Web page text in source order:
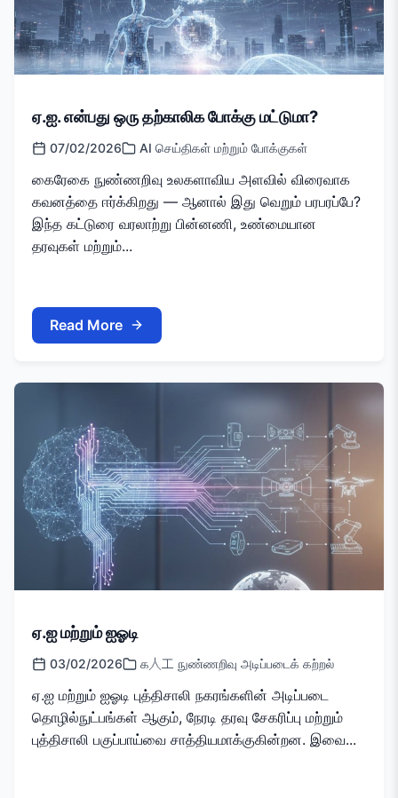
ஏ.ஐ. என்பது ஒரு தற்காலிக போக்கு மட்டுமா?
07/02/2026 AI செய்திகள் மற்றும் போக்குகள்
கைரேகை நுண்ணறிவு உலகளாவிய அளவில் விரைவாக
கவனத்தை ஈர்க்கிறது — ஆனால் இது வெறும் பரபரப்பே?
இந்த கட்டுரை வரலாற்று பின்னணி, உண்மையான
தரவுகள் மற்றும்...
Read More
ஏ.ஐ மற்றும் ஐஓடி
03/02/2026 க人工 நுண்ணறிவு அடிப்படைக் கற்றல்
ஏ.ஐ மற்றும் ஐஓடி புத்திசாலி நகரங்களின் அடிப்படை
தொழில்நுட்பங்கள் ஆகும், நேரடி தரவு சேகரிப்பு மற்றும்
புத்திசாலி பகுப்பாய்வை சாத்தியமாக்குகின்றன. இவை...